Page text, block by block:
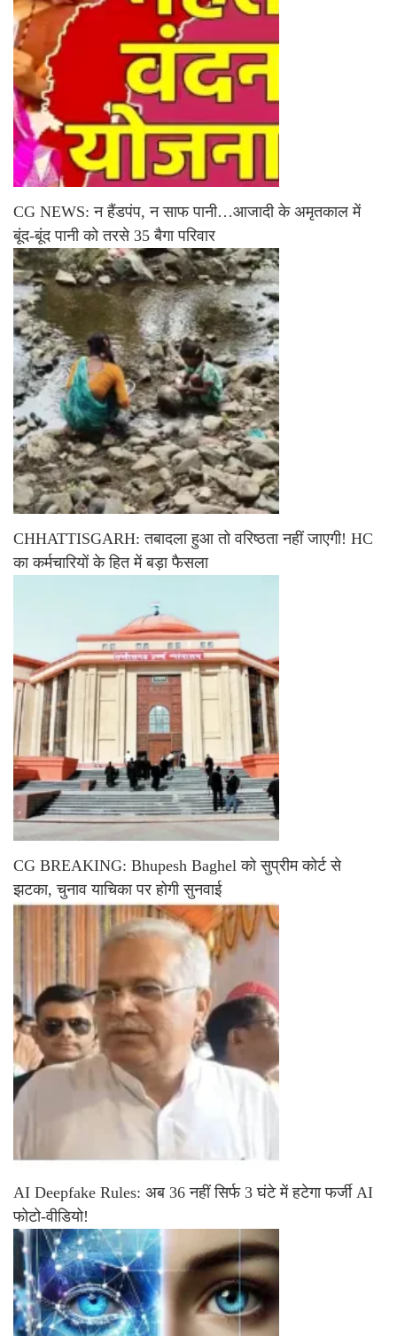
CG NEWS: न हैंडपंप, न साफ पानी…आजादी के अमृतकाल में
बूंद-बूंद पानी को तरसे 35 बैगा परिवार
CHHATTISGARH: तबादला हुआ तो वरिष्ठता नहीं जाएगी! HC
का कर्मचारियों के हित में बड़ा फैसला
CG BREAKING: Bhupesh Baghel को सुप्रीम कोर्ट से
झटका, चुनाव याचिका पर होगी सुनवाई
AI Deepfake Rules: अब 36 नहीं सिर्फ 3 घंटे में हटेगा फर्जी AI
फोटो-वीडियो!